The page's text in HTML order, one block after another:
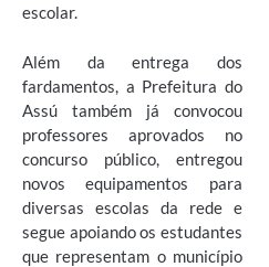
escolar.
Além da entrega dos
fardamentos, a Prefeitura do
Assú também já convocou
professores aprovados no
concurso público, entregou
novos equipamentos para
diversas escolas da rede e
segue apoiando os estudantes
que representam o município